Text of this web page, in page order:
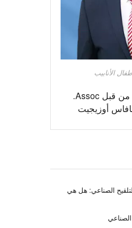
الأنابيب
تمت مراجعته طبيا من قبل Assoc.
أوزيجيت
الصناعي: هل هي
الصناعي